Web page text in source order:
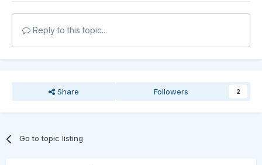
Reply to this topic...
Share Followers 2
Go to topic listing